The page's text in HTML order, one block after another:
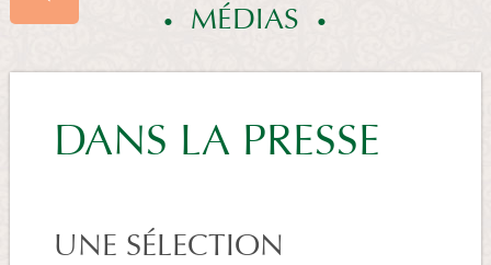
MÉDIAS
DANS LA PRESSE
UNE SÉLECTION